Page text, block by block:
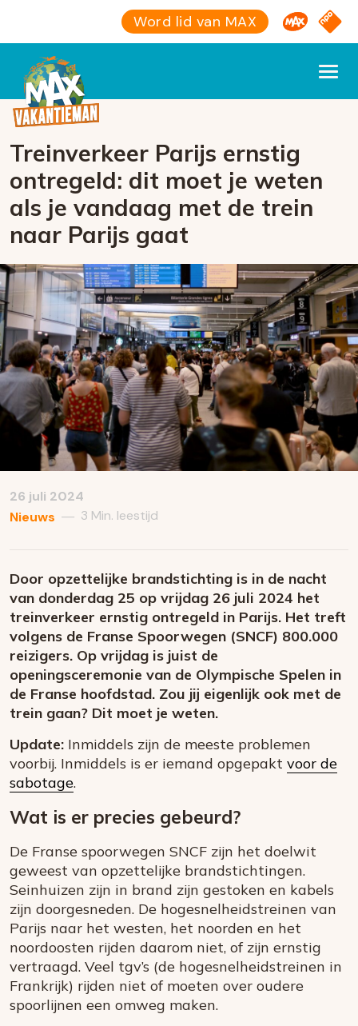
Word lid van MAX Omroep
NPO
Treinverkeer Parijs ernstig
ontregeld: dit moet je weten
als je vandaag met de trein
naar Parijs gaat
26 juli 2024
Nieuws — 3 Min. leestijd
Door opzettelijke brandstichting is in de nacht
van donderdag 25 op vrijdag 26 juli 2024 het
treinverkeer ernstig ontregeld in Parijs. Het treft
volgens de Franse Spoorwegen (SNCF) 800.000
reizigers. Op vrijdag is juist de
openingsceremonie van de Olympische Spelen in
de Franse hoofdstad. Zou jij eigenlijk ook met de
trein gaan? Dit moet je weten.
Update: Inmiddels zijn de meeste problemen
voorbij. Inmiddels is er iemand opgepakt voor de
sabotage.
Wat is er precies gebeurd?
De Franse spoorwegen SNCF zijn het doelwit
geweest van opzettelijke brandstichtingen.
Seinhuizen zijn in brand zijn gestoken en kabels
zijn doorgesneden. De hogesnelheidstreinen van
Parijs naar het westen, het noorden en het
noordoosten rijden daarom niet, of zijn ernstig
vertraagd. Veel tgv’s (de hogesnelheidstreinen in
Frankrijk) rijden niet of moeten over oudere
spoorlijnen een omweg maken.